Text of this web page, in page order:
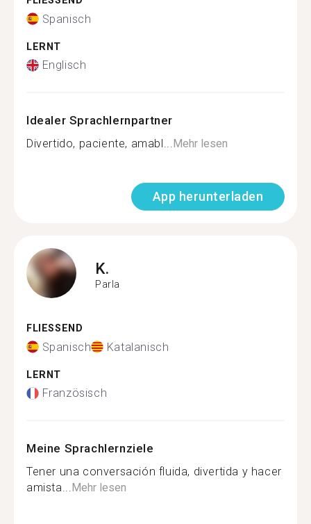
Spanisch
LERNT
Englisch
Idealer Sprachlernpartner
Divertido, paciente, amabl...Mehr lesen
App herunterladen
K.
Parla
FLIESSEND
Spanisch Katalanisch
LERNT
Französisch
Meine Sprachlernziele
Tener una conversación fluida, divertida y hacer
amista...Mehr lesen